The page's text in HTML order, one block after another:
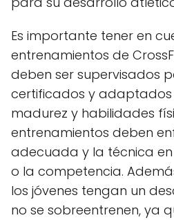
Es importante tener en
entrenamientos de
deben ser supervisados
certificados y adaptados
madurez y habilidades
entrenamientos deben
adecuada y la técnica
o la competencia.
los jóvenes tengan un
no se sobreentrenen, ya